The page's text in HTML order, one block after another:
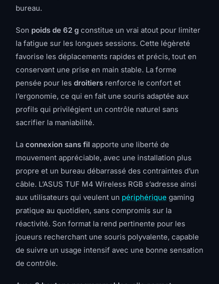
bureau.
Son poids de 62 g constitue un vrai atout pour limiter
la fatigue sur les longues sessions. Cette légèreté
favorise les déplacements rapides et précis, tout en
conservant une prise en main stable. La forme
pensée pour les droitiers renforce le confort et
l’ergonomie, ce qui en fait une souris adaptée aux
profils qui privilégient un contrôle naturel sans
sacrifier la maniabilité.
La connexion sans fil apporte une liberté de
mouvement appréciable, avec une installation plus
propre et un bureau débarrassé des contraintes d’un
câble. L’ASUS TUF M4 Wireless RGB s’adresse ainsi
aux utilisateurs qui veulent un périphérique gaming
pratique au quotidien, sans compromis sur la
réactivité. Son format la rend pertinente pour les
joueurs recherchant une souris polyvalente, capable
de suivre un usage intensif avec une bonne sensation
de contrôle.